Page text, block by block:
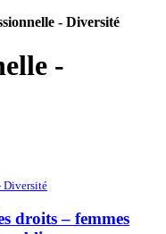
- Diversité
-
Diversité
droits – femmes